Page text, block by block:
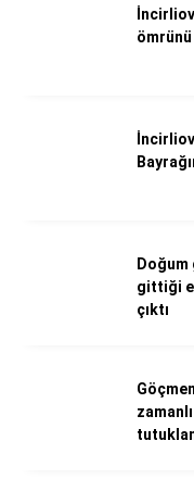
ömrünü
gittiği
çıktı